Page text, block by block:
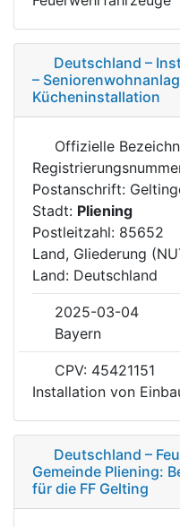
Deutschland –
–
Kücheninstallation
Offizielle
Postanschrift:
Stadt: Pliening
Postleitzahl: 85652
Land, Gliederung
Land: Deutschland
2025-03-04
Bayern
CPV: 45421151
Installation von
Deutschland –
Gemeinde Pliening:
für die FF Gelting